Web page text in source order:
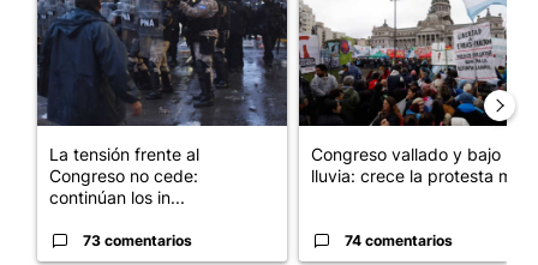
La tensión frente al
Congreso no cede:
continúan los in...
73 comentarios
Congreso vallado y bajo la
lluvia: crece la protesta mi...
74 comentarios